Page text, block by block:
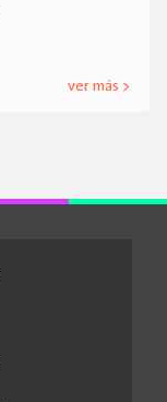
ver más >